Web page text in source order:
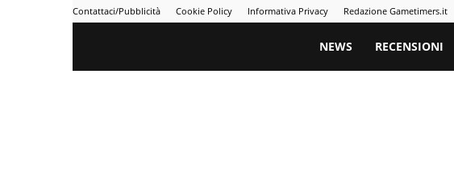
Contattaci/Pubblicità Cookie Policy Informativa Privacy Redazione Gametimers.it
Gametimers
NEWS RECENSIONI